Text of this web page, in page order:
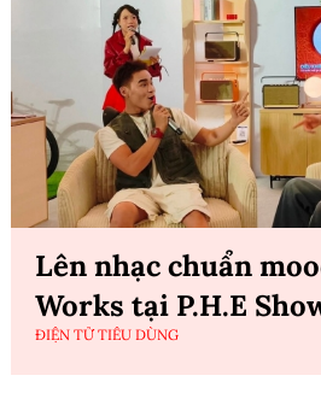
Lên nhạc chuẩn
Works tại P.H.E
ĐIỆN TỬ TIÊU DÙNG